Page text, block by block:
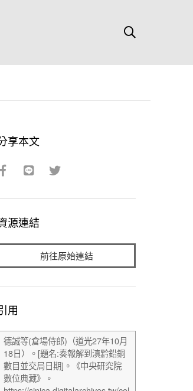
享本文
源連結
前往原始連結
用